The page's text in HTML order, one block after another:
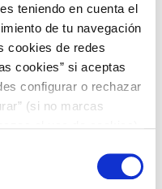
teniendo en cuenta el
de tu navegación
cookies de redes
cookies” si aceptas
configurar o rechazar
(si no marcas